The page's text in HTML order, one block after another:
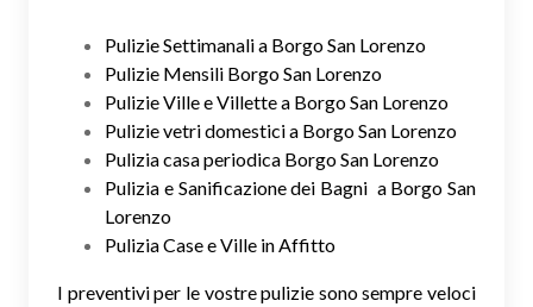
Pulizie Settimanali a Borgo San Lorenzo
Pulizie Mensili Borgo San Lorenzo
Pulizie Ville e Villette a Borgo San Lorenzo
Pulizie vetri domestici a Borgo San Lorenzo
Pulizia casa periodica Borgo San Lorenzo
Pulizia e Sanificazione dei Bagni a Borgo San
Lorenzo
Pulizia Case e Ville in Affitto
I preventivi per le vostre pulizie sono sempre veloci